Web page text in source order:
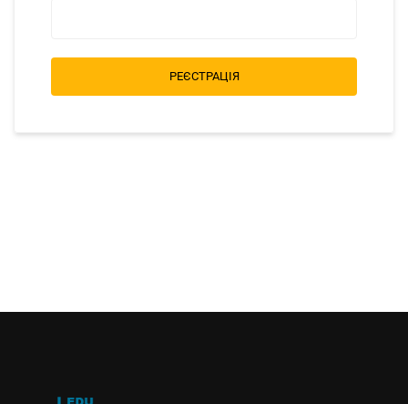
РЕЄСТРАЦІЯ